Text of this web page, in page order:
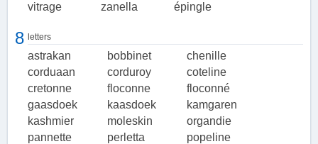
vitrage
zanella épingle
8 letters
astrakan bobbinet
chenille
corduaan
corduroy
coteline
cretonne
floconne
floconné
gaasdoek
kaasdoek
kamgaren
kashmier
moleskin
organdie
pannette
perletta
popeline